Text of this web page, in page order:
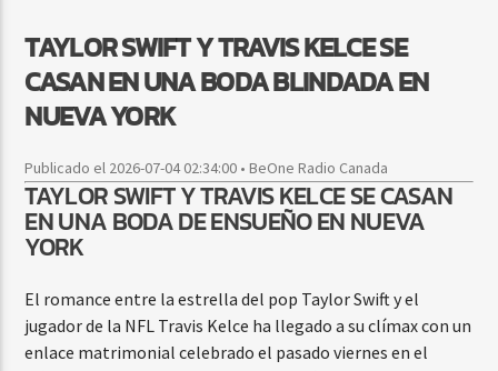
Beone Radio
TAYLOR SWIFT Y TRAVIS KELCE SE
CASAN EN UNA BODA BLINDADA EN
NUEVA YORK
Publicado el 2026-07-04 02:34:00 • BeOne Radio Canada
TAYLOR SWIFT Y TRAVIS KELCE SE CASAN
EN UNA BODA DE ENSUEÑO EN NUEVA
YORK
El romance entre la estrella del pop Taylor Swift y el
jugador de la NFL Travis Kelce ha llegado a su clímax con un
enlace matrimonial celebrado el pasado viernes en el